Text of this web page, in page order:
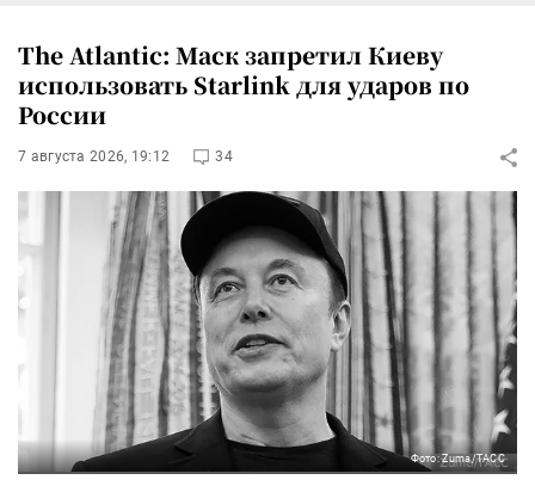
The Atlantic: Маск запретил Киеву
использовать Starlink для ударов по
России
7 августа 2026, 19:12 34
Фото: Zuma/ТАСС